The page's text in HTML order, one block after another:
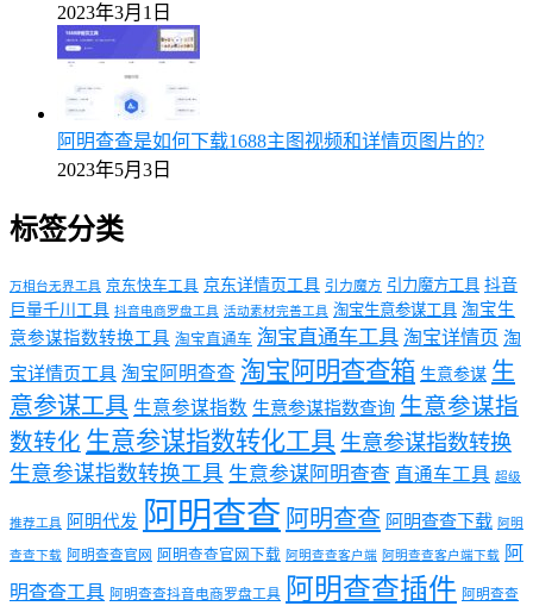
2023年3月1日
阿明查查是如何下载1688主图视频和详情页图片的?
2023年5月3日
标签分类
万相台无界工具 京东快车工具 京东详情页工具 引力魔方 引力魔方工具 抖音
巨量千川工具 抖音电商罗盘工具 活动素材完善工具 淘宝生意参谋工具 淘宝生
意参谋指数转换工具 淘宝直通车 淘宝直通车工具 淘宝详情页 淘
宝详情页工具 淘宝阿明查查 淘宝阿明查查箱 生意参谋 生
意参谋工具 生意参谋指数 生意参谋指数查询 生意参谋指
数转化 生意参谋指数转化工具 生意参谋指数转换
生意参谋指数转换工具 生意参谋阿明查查 直通车工具 超级
推荐工具 阿明代发 阿明查查 阿明查查 阿明查查下载 阿明
查查下载 阿明查查官网 阿明查查官网下载 阿明查查客户端 阿明查查客户端下载
阿
明查查工具 阿明查查抖音电商罗盘工具 阿明查查插件 阿明查查